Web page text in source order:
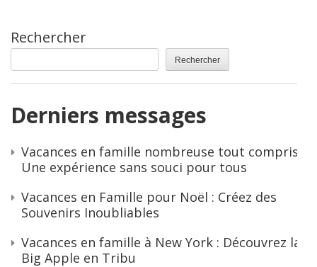
Rechercher
Rechercher
Derniers messages
Vacances en famille nombreuse tout compris :
Une expérience sans souci pour tous
Vacances en Famille pour Noël : Créez des
Souvenirs Inoubliables
Vacances en famille à New York : Découvrez la
Big Apple en Tribu